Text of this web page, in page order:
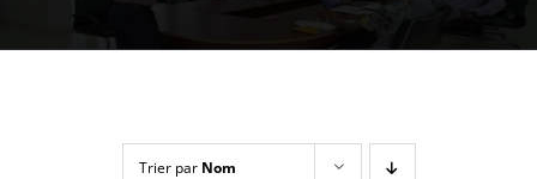
Trier par Nom